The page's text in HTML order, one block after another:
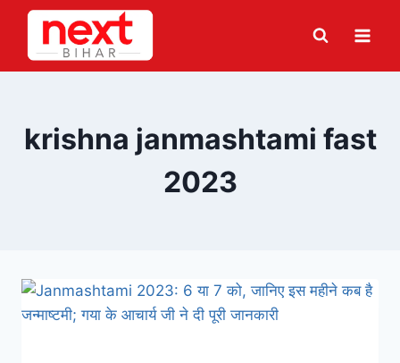
Skip
content
krishna janmashtami fast
2023